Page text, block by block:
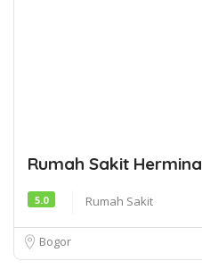
Rumah Sakit
5.0 Rumah Sakit
Bogor